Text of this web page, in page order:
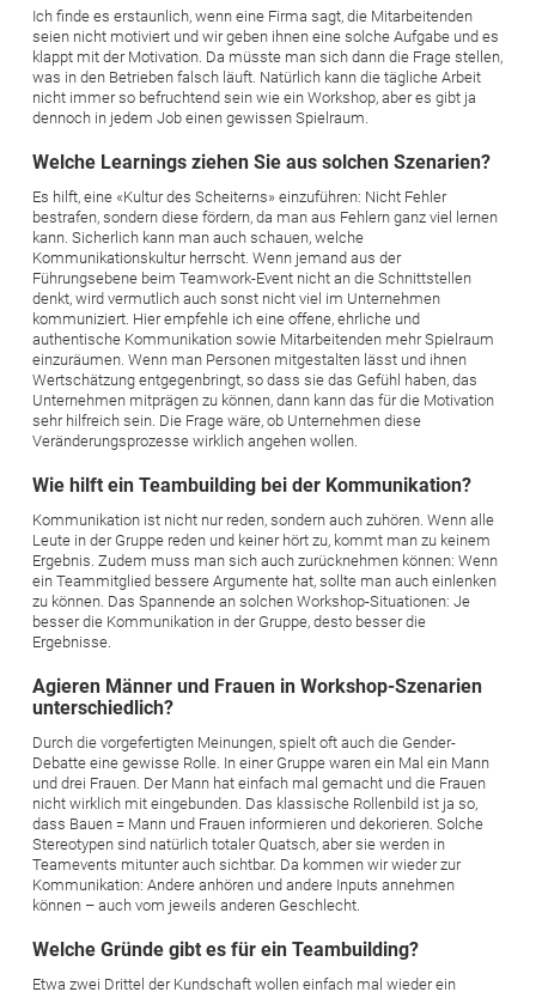
Ich finde es erstaunlich, wenn eine Firma sagt, die Mitarbeitenden
seien nicht motiviert und wir geben ihnen eine solche Aufgabe und es
klappt mit der Motivation. Da müsste man sich dann die Frage stellen,
was in den Betrieben falsch läuft. Natürlich kann die tägliche Arbeit
nicht immer so befruchtend sein wie ein Workshop, aber es gibt ja
dennoch in jedem Job einen gewissen Spielraum.
Welche Learnings ziehen Sie aus solchen Szenarien?
Es hilft, eine «Kultur des Scheiterns» einzuführen: Nicht Fehler
bestrafen, sondern diese fördern, da man aus Fehlern ganz viel lernen
kann. Sicherlich kann man auch schauen, welche
Kommunikationskultur herrscht. Wenn jemand aus der
Führungsebene beim Teamwork-Event nicht an die Schnittstellen
denkt, wird vermutlich auch sonst nicht viel im Unternehmen
kommuniziert. Hier empfehle ich eine offene, ehrliche und
authentische Kommunikation sowie Mitarbeitenden mehr Spielraum
einzuräumen. Wenn man Personen mitgestalten lässt und ihnen
Wertschätzung entgegenbringt, so dass sie das Gefühl haben, das
Unternehmen mitprägen zu können, dann kann das für die Motivation
sehr hilfreich sein. Die Frage wäre, ob Unternehmen diese
Veränderungsprozesse wirklich angehen wollen.
Wie hilft ein Teambuilding bei der Kommunikation?
Kommunikation ist nicht nur reden, sondern auch zuhören. Wenn alle
Leute in der Gruppe reden und keiner hört zu, kommt man zu keinem
Ergebnis. Zudem muss man sich auch zurücknehmen können: Wenn
ein Teammitglied bessere Argumente hat, sollte man auch einlenken
zu können. Das Spannende an solchen Workshop-Situationen: Je
besser die Kommunikation in der Gruppe, desto besser die
Ergebnisse.
Agieren Männer und Frauen in Workshop-Szenarien
unterschiedlich?
Durch die vorgefertigten Meinungen, spielt oft auch die Gender-
Debatte eine gewisse Rolle. In einer Gruppe waren ein Mal ein Mann
und drei Frauen. Der Mann hat einfach mal gemacht und die Frauen
nicht wirklich mit eingebunden. Das klassische Rollenbild ist ja so,
dass Bauen = Mann und Frauen informieren und dekorieren. Solche
Stereotypen sind natürlich totaler Quatsch, aber sie werden in
Teamevents mitunter auch sichtbar. Da kommen wir wieder zur
Kommunikation: Andere anhören und andere Inputs annehmen
können – auch vom jeweils anderen Geschlecht.
Welche Gründe gibt es für ein Teambuilding?
Etwa zwei Drittel der Kundschaft wollen einfach mal wieder ein